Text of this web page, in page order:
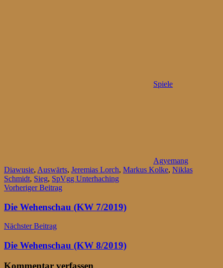
Spiele
Agyemang
Diawusie, Auswärts, Jeremias Lorch, Markus Kolke, Niklas
Schmidt, Sieg, SpVgg Unterhaching
Beitragsnavigation
Vorheriger Beitrag
Die Wehenschau (KW 7/2019)
Nächster Beitrag
Die Wehenschau (KW 8/2019)
Kommentar verfassen